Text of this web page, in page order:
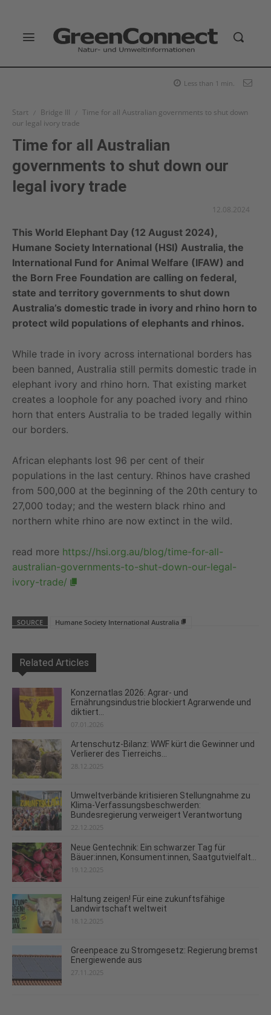
Less than 1 min.
Start Bridge III
Time for all Australian governments to shut down
our legal ivory trade
Time for all Australian
governments to shut down our
legal ivory trade
12.08.2024
This World Elephant Day (12 August 2024),
Humane Society International (HSI) Australia, the
International Fund for Animal Welfare (IFAW) and
the Born Free Foundation are calling on federal,
state and territory governments to shut down
Australia’s domestic trade in ivory and rhino horn to
protect wild populations of elephants and rhinos.
While trade in ivory across international borders has
been banned, Australia still permits domestic trade in
elephant ivory and rhino horn. That existing market
creates a loophole for any poached ivory and rhino
horn that enters Australia to be traded legally within
our borders.
African elephants lost 96 per cent of their
populations in the last century. Rhinos have crashed
from 500,000 at the beginning of the 20th century to
27,000 today; and the western black rhino and
northern white rhino are now extinct in the wild.
read more https://hsi.org.au/blog/time-for-all-
australian-governments-to-shut-down-our-legal-
ivory-trade/
SOURCE Humane Society International Australia
Related Articles
Konzernatlas 2026: Agrar- und
Ernährungsindustrie blockiert Agrarwende und
diktiert...
07.01.2026
Artenschutz-Bilanz: WWF kürt die Gewinner und
Verlierer des Tierreichs...
28.12.2025
Umweltverbände kritisieren Stellungnahme zu
Klima-Verfassungsbeschwerden:
Bundesregierung verweigert Verantwortung
22.12.2025
Neue Gentechnik: Ein schwarzer Tag für
Bäuer:innen, Konsument:innen, Saatgutvielfalt...
19.12.2025
Haltung zeigen! Für eine zukunftsfähige
Landwirtschaft weltweit
18.12.2025
Greenpeace zu Stromgesetz: Regierung bremst
Energiewende aus
27.11.2025